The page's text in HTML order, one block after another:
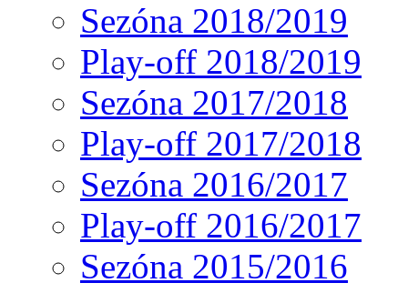
Sezóna 2018/2019
Play-off 2018/2019
Sezóna 2017/2018
Play-off 2017/2018
Sezóna 2016/2017
Play-off 2016/2017
Sezóna 2015/2016